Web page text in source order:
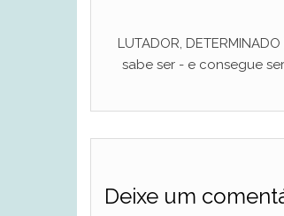
LUTADOR,
sabe ser - e consegue
Deixe um